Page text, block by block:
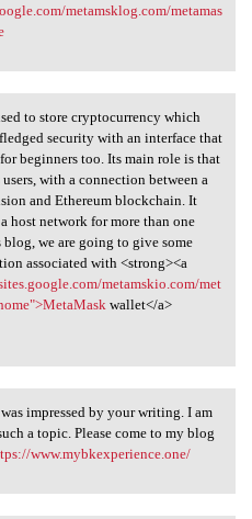
metamsklog.com/metamas
to store
to store cryptocurrency which
security with an interface that
beginners too. Its main role is that
with a connection between a
and Ethereum blockchain. It
host network for more than one
we are going to give some
associated with <strong><a
metamskio.com/met
wallet</a>
I was impressed
impressed by your writing. I am
a topic. Please come to my blog
www.mybkexperience.one/